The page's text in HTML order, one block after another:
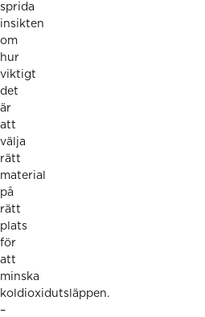
sprida
insikten
om
hur
viktigt
det
är
att
välja
rätt
material
på
rätt
plats
för
att
minska
koldioxidutsläppen.
–